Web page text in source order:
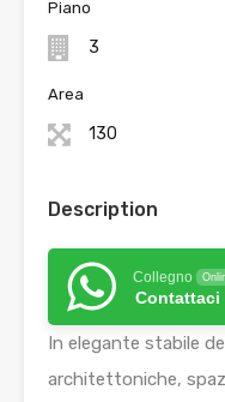
Piano
3
Area
130
Description
Collegno
Contattaci
In elegante stabile
architettoniche,